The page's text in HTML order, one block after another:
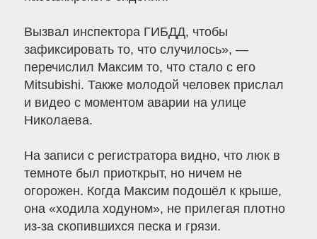
Вызвал инспектора ГИБДД, чтобы
зафиксировать то, что случилось», —
перечислил Максим то, что стало с его
Mitsubishi. Также молодой человек прислал
и видео с моментом аварии на улице
Николаева.
На записи с регистратора видно, что люк в
темноте был приоткрыт, но ничем не
огорожен. Когда Максим подошёл к крыше,
она «ходила ходуном», не прилегая плотно
из-за скопившихся песка и грязи.